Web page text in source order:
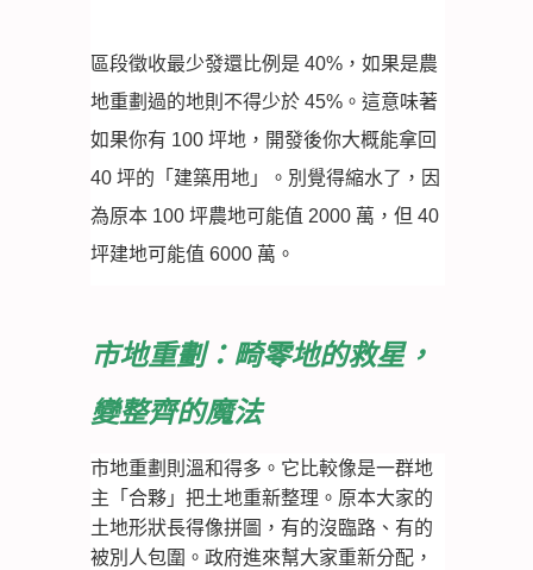
區段徵收最少發還比例是 40%，如果是農
地重劃過的地則不得少於 45%。這意味著
如果你有 100 坪地，開發後你大概能拿回
40 坪的「建築用地」。別覺得縮水了，因
為原本 100 坪農地可能值 2000 萬，但 40
坪建地可能值 6000 萬。
市地重劃：畸零地的救星，
變整齊的魔法
市地重劃則溫和得多。它比較像是一群地
主「合夥」把土地重新整理。原本大家的
土地形狀長得像拼圖，有的沒臨路、有的
被別人包圍。政府進來幫大家重新分配，